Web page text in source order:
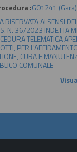
:G01241 (Gara)
RISERVATA AI SENSI
N. 36/2023 INDETTA
TELEMATICA
PER
CURA E
COMUNALE